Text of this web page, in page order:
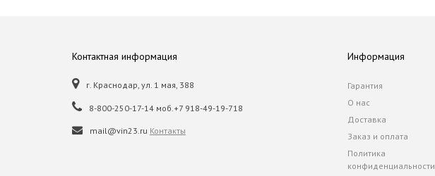
Контактная информация
г. Краснодар, ул. 1 мая, 388
8-800-250-17-14 моб.+7 918-49-19-718
mail@vin23.ru Контакты
Информация
Гарантия
О нас
Доставка
Заказ и оплата
Политика
конфиденциальности